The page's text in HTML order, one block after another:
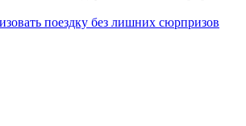
поездку без лишних сюрпризов